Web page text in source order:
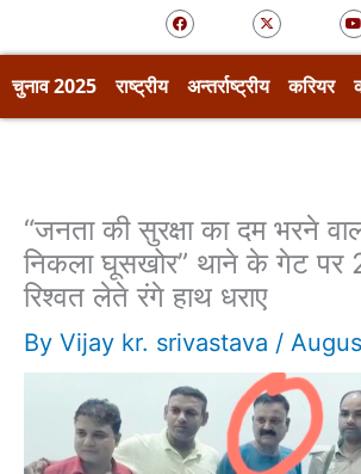
F
a
c
e
X
-
t
w
t
t
r
Y
o
u
t
b
e
चुनाव 2025 राष्ट्रीय अन्तर्राष्ट्रीय करियर
“जनता की सुरक्षा का दम भरने
निकला घूसखोर” थाने के गेट पर
रिश्वत लेते रंगे हाथ धराए
By Vijay kr. srivastava /